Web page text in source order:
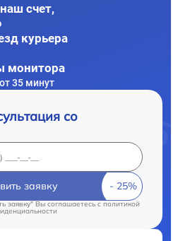
счет,
курьера
монитора
35 минут
со
заявку
заявку" Вы соглашаетесь c политикой